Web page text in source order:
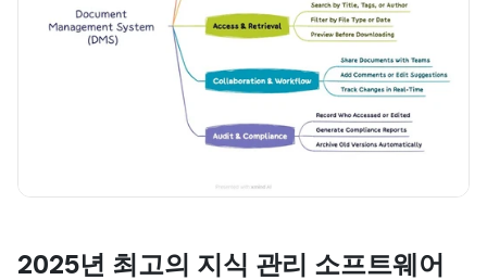
2025년 최고의 지식 관리 소프트웨어